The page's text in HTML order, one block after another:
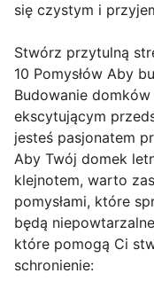
się czystym i
Stwórz przytulną
10 Pomysłów Aby
Budowanie
ekscytującym
jesteś pasjonatem
Aby Twój domek
klejnotem, warto
pomysłami, które
będą
które pomogą Ci
schronienie: